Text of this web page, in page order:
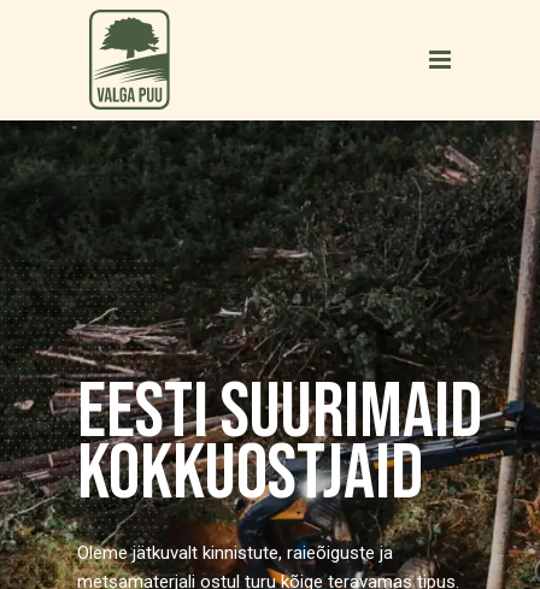
EESTI SUURIMAID
KOKKUOSTJAID
Oleme jätkuvalt kinnistute, raieõiguste ja
metsamaterjali ostul turu kõige teravamas tipus.